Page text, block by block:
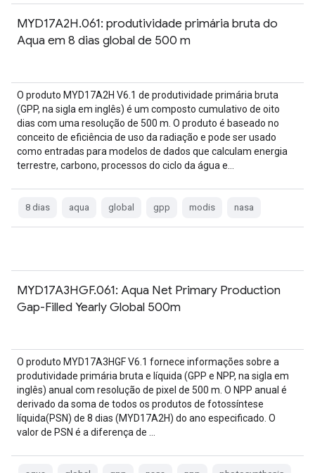
MYD17A2H.061: produtividade primária bruta do
Aqua em 8 dias global de 500 m
O produto MYD17A2H V6.1 de produtividade primária bruta
(GPP, na sigla em inglês) é um composto cumulativo de oito
dias com uma resolução de 500 m. O produto é baseado no
conceito de eficiência de uso da radiação e pode ser usado
como entradas para modelos de dados que calculam energia
terrestre, carbono, processos do ciclo da água e…
8 dias aqua global gpp modis nasa
MYD17A3HGF.061: Aqua Net Primary Production
Gap-Filled Yearly Global 500m
O produto MYD17A3HGF V6.1 fornece informações sobre a
produtividade primária bruta e líquida (GPP e NPP, na sigla em
inglês) anual com resolução de pixel de 500 m. O NPP anual é
derivado da soma de todos os produtos de fotossíntese
líquida(PSN) de 8 dias (MYD17A2H) do ano especificado. O
valor de PSN é a diferença de …